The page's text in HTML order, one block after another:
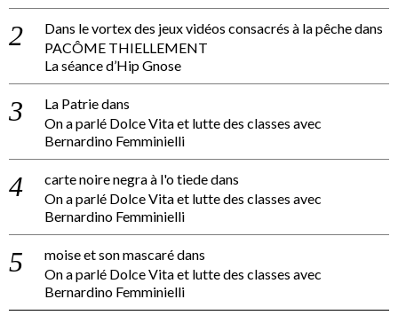
Dans le vortex des jeux vidéos consacrés à la pêchedans
PACÔME THIELLEMENT
La séance d’Hip Gnose
La Patriedans
On a parlé Dolce Vita et lutte des classes avec
Bernardino Femminielli
carte noire negra à l'o tiededans
On a parlé Dolce Vita et lutte des classes avec
Bernardino Femminielli
moise et son mascarédans
On a parlé Dolce Vita et lutte des classes avec
Bernardino Femminielli